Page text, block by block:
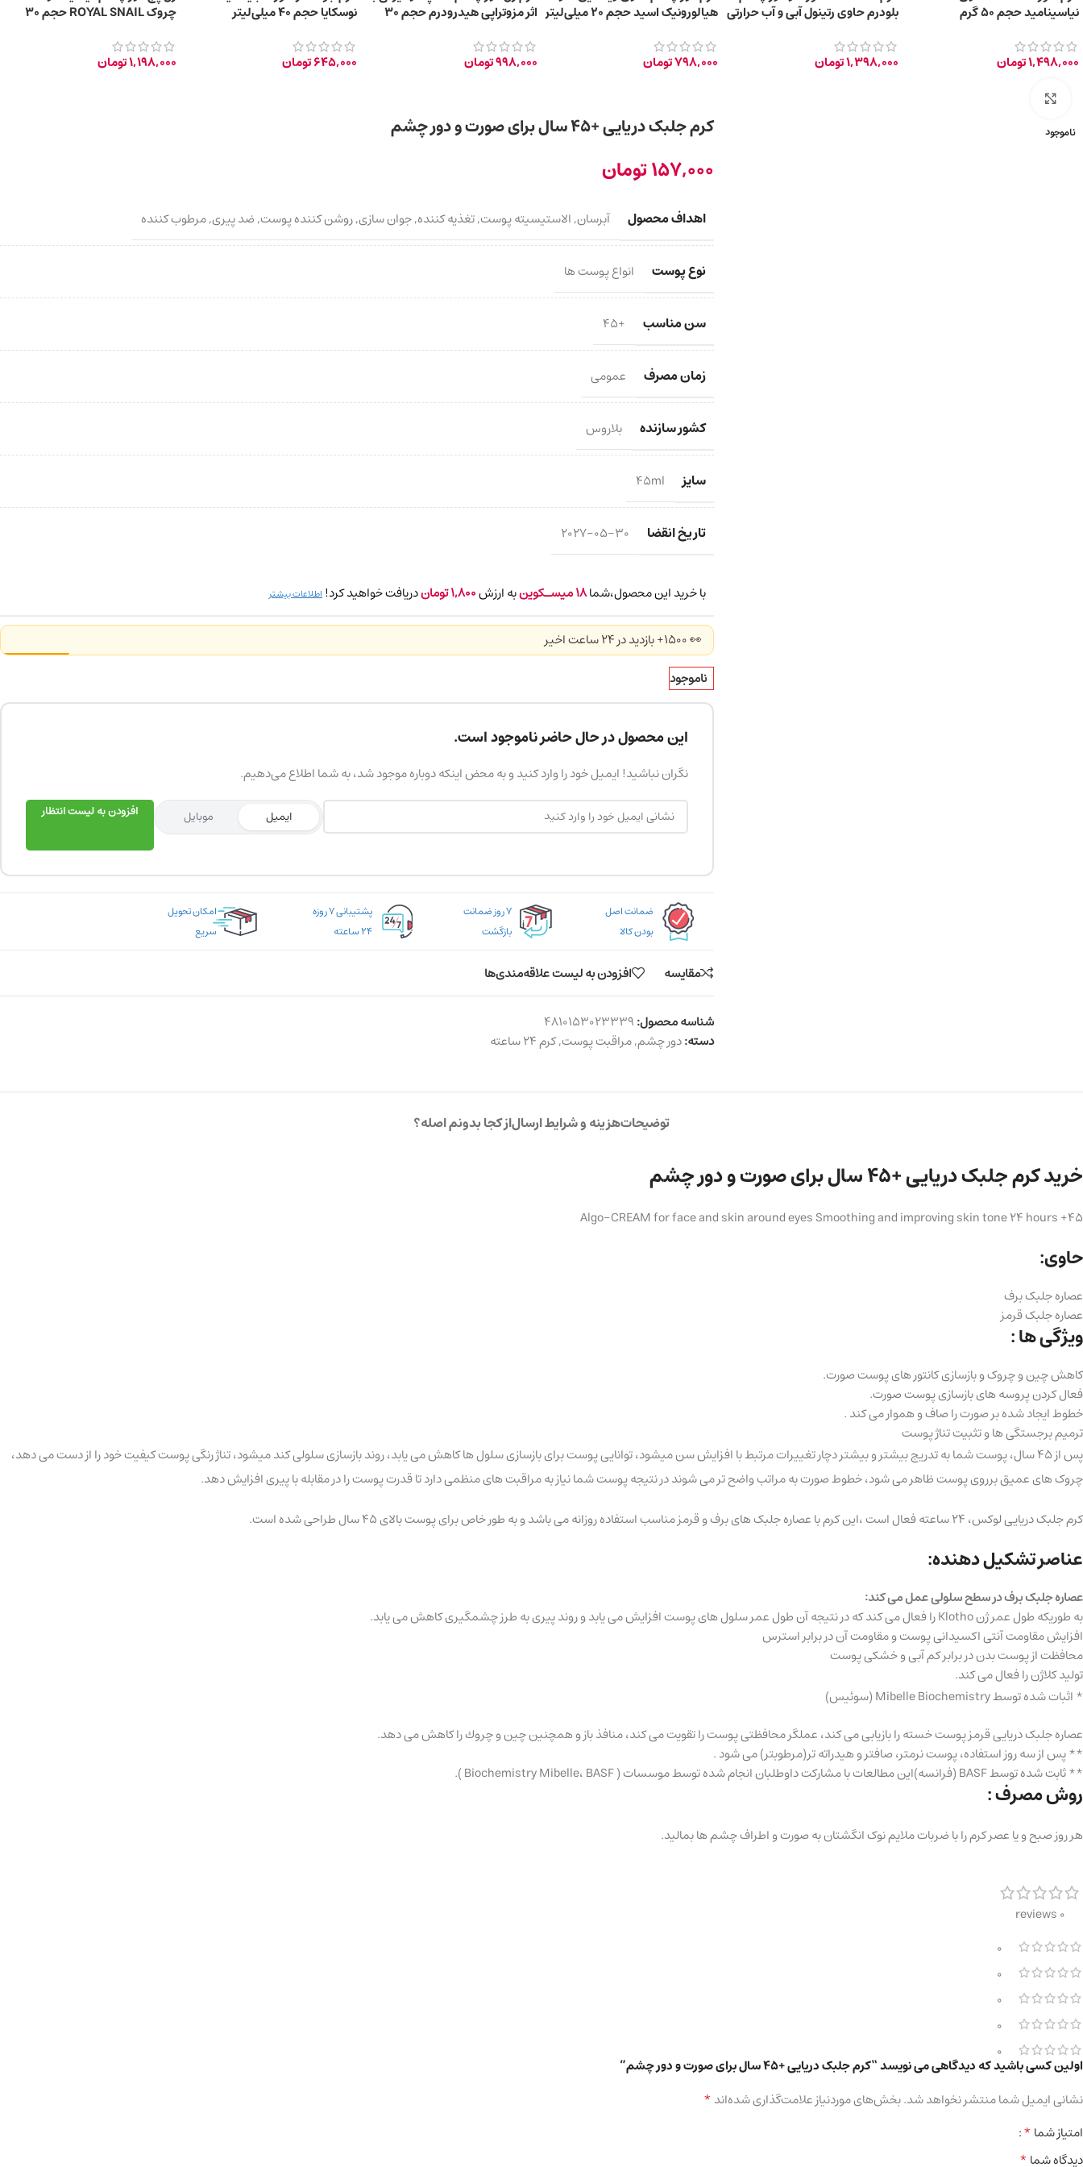
نیاسینامید حجم 50 گرم
1,498,000تومان
بلودرم حاوی رتینول آبی و آب حرارتی
1,398,000تومان
هیالورونیک اسید حجم 20 میلی‌لیتر
798,000تومان
اثر مزوتراپی هیدرودرم حجم 30
998,000تومان
نوسکایا حجم 40 میلی‌لیتر
645,000تومان
چروک ROYAL SNAIL حجم ۳۰
1,198,000تومان
ناموجود کرم جلبک دریایی +45 سال برای صورت و دور چشم
157,000تومان
اهداف محصول آبرسان,الاستیسیته پوست,تغذیه کننده,جوان سازی,روشن کننده پوست,ضد پیری,مرطوب کننده
نوع پوست انواع پوست ها
سن مناسب +45
زمان مصرف عمومی
کشور سازنده بلاروس
سایز 45ml
تاریخ انقضا 2027-05-30
با خرید این محصول،شما18میسـکوینبه ارزش1,800توماندریافت خواهید کرد! اطلاعات بیشتر
👀 1500+ بازدید در ۲۴ ساعت اخیر
ناموجود
این محصول در حال حاضر ناموجود است.
نگران نباشید! ایمیل خود را وارد کنید و به محض اینکه دوباره موجود شد، به شما اطلاع می‌دهیم.
ایمیل موبایل افزودن به لیست انتظار
ضمانت اصل
بودن کالا
۷ روز ضمانت
بازگشت
پشتیبانی ۷ روزه
۲۴ ساعته
امکان تحویل
سریع
مقایسه افزودن به لیست علاقه‌مندی‌ها
شناسه محصول:4810153023339
دسته:دور چشم,مراقبت پوست,کرم ۲۴ ساعته
توضیحاتهزینه و شرایط ارسالاز کجا بدونم اصله؟
خرید کرم جلبک دریایی +45 سال برای صورت و دور چشم
Algo-CREAM for face and skin around eyes Smoothing and improving skin tone 24 hours +45
حاوی:
عصاره جلبک برف
عصاره جلبک قرمز
ویژگی ها :
کاهش چین و چروک و بازسازی کانتور های پوست صورت.
فعال کردن پروسه های بازسازی پوست صورت.
خطوط ایجاد شده بر صورت را صاف و هموار می کند .
ترمیم برجستگی ها و تثبیت تناژ پوست
پس از 45 سال، پوست شما به تدریج بیشتر و بیشتر دچار تغییرات مرتبط با افزایش سن میشود، توانایی پوست برای بازسازی سلول ها کاهش می یابد، روند بازسازی سلولی کند میشود، تناژ رنگی پوست کیفیت خود را از دست می دهد،
چروک های عمیق برروی پوست ظاهر می شود، خطوط صورت به مراتب واضح تر می شوند در نتیجه پوست شما نیاز به مراقبت های منظمی دارد تا قدرت پوست را در مقابله با پیری افزایش دهد.
کرم جلبک دریایی لوکس، 24 ساعته فعال است ،این کرم با عصاره جلبک های برف و قرمز مناسب استفاده روزانه می باشد و به طور خاص برای پوست بالای 45 سال طراحی شده است.
عناصر تشکیل دهنده:
عصاره جلبک برف در سطح سلولی عمل می کند:
به طوریکه طول عمر ژن Klotho را فعال می کند که در نتیجه آن طول عمر سلول های پوست افزایش می یابد و روند پیری به طرز چشمگیری کاهش می یابد.
افزایش مقاومت آنتی اکسیدانی پوست و مقاومت آن در برابر استرس
محافظت از پوست بدن در برابر کم آبی و خشکی پوست
تولید کلاژن را فعال می کند.
* اثبات شده توسط Mibelle Biochemistry (سوئیس)
عصاره جلبک دریایی قرمز پوست خسته را بازیابی می کند، عملگر محافظتی پوست را تقویت می كند، منافذ باز و همچنین چین و چروك را كاهش می دهد.
** پس از سه روز استفاده، پوست نرمتر، صافتر و هیدراته تر(مرطوبتر) می شود .
** ثابت شده توسط BASF (فرانسه)این مطالعات با مشارکت داوطلبان انجام شده توسط موسسات ( Biochemistry Mibelle، BASF ).
روش مصرف :
هر روز صبح و یا عصر کرم را با ضربات ملایم نوک انگشتان به صورت و اطراف چشم ها بمالید.
0 reviews
0
0
0
0
0
اولین کسی باشید که دیدگاهی می نویسد “کرم جلبک دریایی +45 سال برای صورت و دور چشم”
نشانی ایمیل شما منتشر نخواهد شد.بخش‌های موردنیاز علامت‌گذاری شده‌اند*
امتیاز شما*
دیدگاه شما*